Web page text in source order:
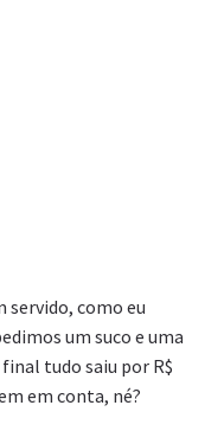
servido, como eu
um suco e uma
tudo saiu por R$
em conta, né?